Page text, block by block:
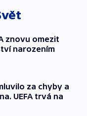
znovu omezit
narozením
za chyby a
UEFA trvá na